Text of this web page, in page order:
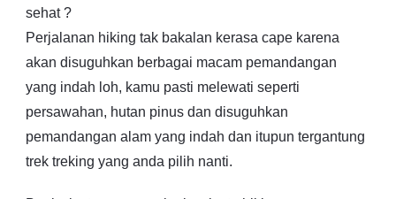
sehat ?
Perjalanan hiking tak bakalan kerasa cape karena
akan disuguhkan berbagai macam pemandangan
yang indah loh, kamu pasti melewati seperti
persawahan, hutan pinus dan disuguhkan
pemandangan alam yang indah dan itupun tergantung
trek treking yang anda pilih nanti.